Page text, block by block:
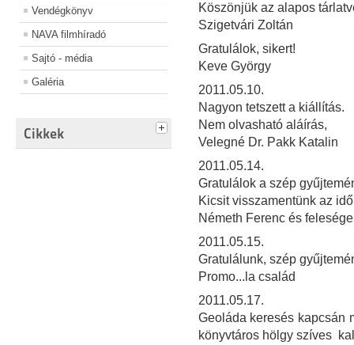
Vendégkönyv
NAVA filmhíradó
Sajtó - média
Galéria
Cikkek
Köszönjük az alapos
Szigetvári Zoltán
Gratulálok, sikert!
Keve György
2011.05.10.
Nagyon tetszett a kiállítás.
Nem olvasható aláírás,
Velegné Dr. Pakk Katalin
2011.05.14.
Gratulálok a szép
Kicsit visszamentünk az
Németh Ferenc és
2011.05.15.
Gratulálunk, szép
Promo...la család
2011.05.17.
Geoláda keresés kapcsán
könyvtáros hölgy szíves